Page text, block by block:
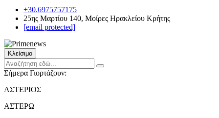
+30.6975757175
25ης Μαρτίου 140, Μοίρες Ηρακλείου Κρήτης
[email protected]
Κλείσιμο
Σήμερα Γιορτάζουν:
ΑΣΤΕΡΙΟΣ
ΑΣΤΕΡΩ